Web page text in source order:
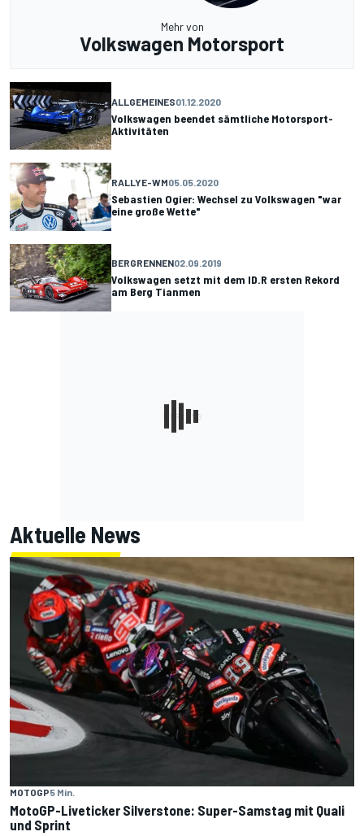
Mehr von
Volkswagen Motorsport
ALLGEMEINES01.12.2020
Volkswagen beendet sämtliche Motorsport-
Aktivitäten
RALLYE-WM05.05.2020
Sebastien Ogier: Wechsel zu Volkswagen "war
eine große Wette"
BERGRENNEN02.09.2019
Volkswagen setzt mit dem ID.R ersten Rekord
am Berg Tianmen
Aktuelle News
MOTOGP5 Min.
MotoGP-Liveticker Silverstone: Super-Samstag mit Quali
und Sprint